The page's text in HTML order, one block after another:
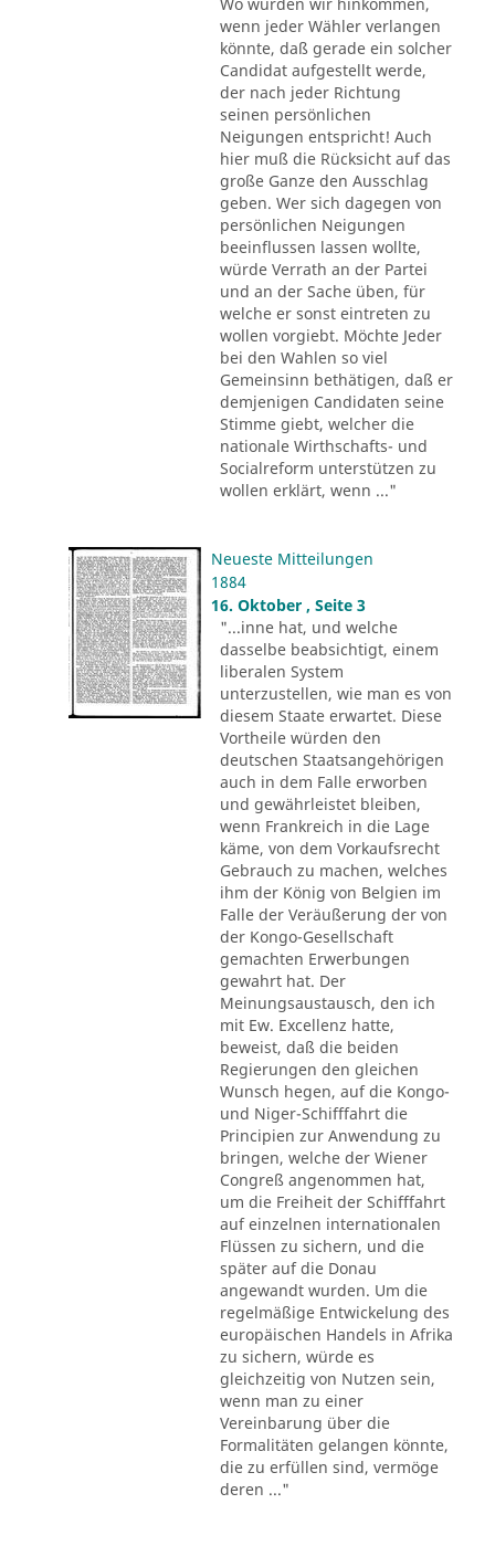
wenn jeder Wähler verlangen
könnte, daß gerade ein solcher
Candidat aufgestellt werde,
der nach jeder Richtung
seinen persönlichen
Neigungen entspricht! Auch
hier muß die Rücksicht auf das
große Ganze den Ausschlag
geben. Wer sich dagegen von
persönlichen Neigungen
beeinflussen lassen wollte,
würde Verrath an der Partei
und an der Sache üben, für
welche er sonst eintreten zu
wollen vorgiebt. Möchte Jeder
bei den Wahlen so viel
Gemeinsinn bethätigen, daß er
demjenigen Candidaten seine
Stimme giebt, welcher die
nationale Wirthschafts- und
Socialreform unterstützen zu
wollen erklärt, wenn ..."
Neueste Mitteilungen
1884
16. Oktober , Seite 3
"...inne hat, und welche
dasselbe beabsichtigt, einem
liberalen System
unterzustellen, wie man es von
diesem Staate erwartet. Diese
Vortheile würden den
deutschen Staatsangehörigen
auch in dem Falle erworben
und gewährleistet bleiben,
wenn Frankreich in die Lage
käme, von dem Vorkaufsrecht
Gebrauch zu machen, welches
ihm der König von Belgien im
Falle der Veräußerung der von
der Kongo-Gesellschaft
gemachten Erwerbungen
gewahrt hat. Der
Meinungsaustausch, den ich
mit Ew. Excellenz hatte,
beweist, daß die beiden
Regierungen den gleichen
Wunsch hegen, auf die Kongo-
und Niger-Schifffahrt die
Principien zur Anwendung zu
bringen, welche der Wiener
Congreß angenommen hat,
um die Freiheit der Schifffahrt
auf einzelnen internationalen
Flüssen zu sichern, und die
später auf die Donau
angewandt wurden. Um die
regelmäßige Entwickelung des
europäischen Handels in Afrika
zu sichern, würde es
gleichzeitig von Nutzen sein,
wenn man zu einer
Vereinbarung über die
Formalitäten gelangen könnte,
die zu erfüllen sind, vermöge
deren ..."